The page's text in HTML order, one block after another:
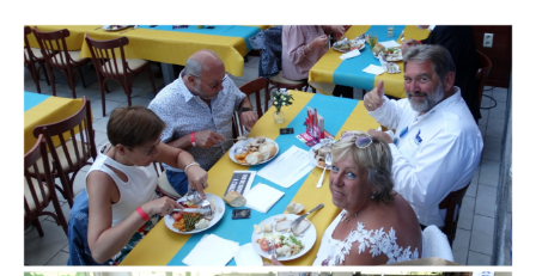
Branding
ARMCHAIR